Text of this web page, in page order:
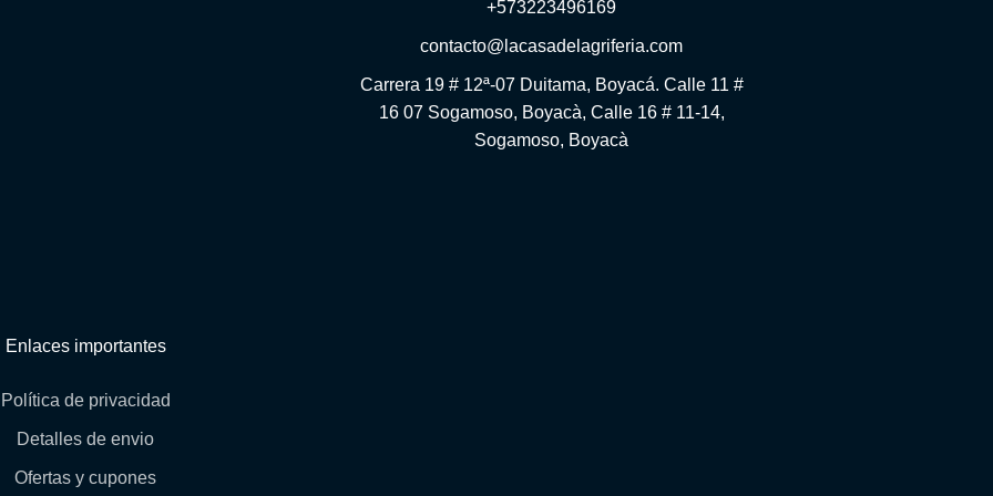
Enlaces importantes
Política de privacidad
Detalles de envio
Ofertas y cupones
+573223496169
contacto@lacasadelagriferia.com
Carrera 19 # 12ª-07 Duitama, Boyacá. Calle 11 #
16 07 Sogamoso, Boyacà, Calle 16 # 11-14,
Sogamoso, Boyacà